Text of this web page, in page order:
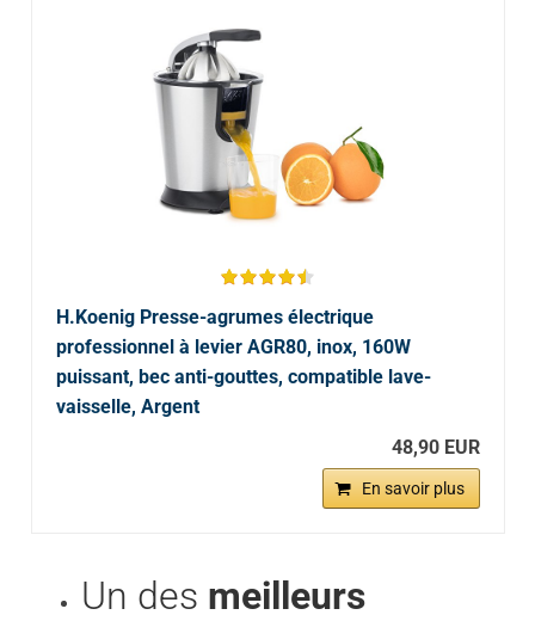
H.Koenig Presse-agrumes électrique
professionnel à levier AGR80, inox, 160W
puissant, bec anti-gouttes, compatible lave-
vaisselle, Argent
48,90 EUR
En savoir plus
Un des meilleurs